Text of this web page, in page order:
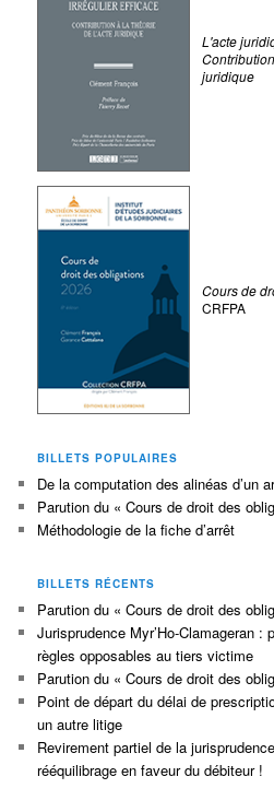
L'acte
juridique
Cours de
CRFPA
BILLETS POPULAIRES
De la computation des alinéas d’un
Parution du « Cours de droit des
Méthodologie de la fiche d’arrêt
BILLETS RÉCENTS
Parution du « Cours de droit des
Jurisprudence Myr’Ho-Clamageran
règles opposables au tiers victime
Parution du « Cours de droit des
Point de départ du délai de
un autre litige
Revirement partiel de la
rééquilibrage en faveur du débiteur !